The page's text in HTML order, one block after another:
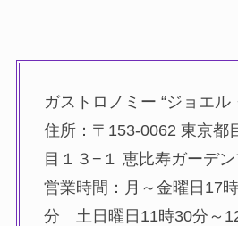
ガストロノミー “ジョエル
住所：〒153-0062 東京都
目１３−１ 恵比寿ガーデ
営業時間：月～金曜日17
分 土日曜日11時30分～